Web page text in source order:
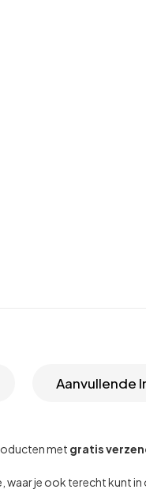
Aanvullende
met gratis
waar je ook terecht kunt